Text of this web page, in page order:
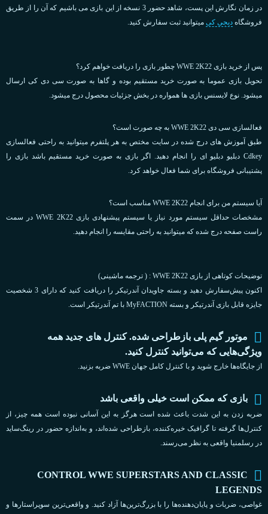
در زمان نگارش این پست، شاهد حضور 3 نسخه از این بازی می باشیم که آن را از طریق
فروشگاه دیجی کی میتوانید ثبت سفارش کنید.
پس از خرید بازی WWE 2K22 چطور بازی را دریافت خواهم کرد؟
تحویل بازی عموما به صورت خرید مستقیم بوده و گاها به صورت سی دی کی ارسال
میشود. نوع لایسنس بازی ها همواره در بخش جزئیات محصول درج میشود.
فعالسازی سی دی WWE 2K22 به چه صورت است؟
طبق آموزش های درج شده در سایت مختص به هر پلتفرم میتوانید به راحتی فعالسازی
Cdkey دبلیو دبلیو ای را انجام دهید. اگر بازی به صورت خرید مستقیم باشد بازی را
پشتیبانی فروشگاه برای شما فعال خواهد کرد.
آیا سیستم من برای انجام WWE 2K22 مناسب است؟
مشخصات حداقل سیستم مورد نیاز یا سیستم پیشنهادی بازی WWE 2K22 در سمت
راست صفحه درج شده که میتوانید به راحتی مقایسه را انجام دهید.
توضیحات کوتاهی از بازی WWE 2K22 : ( ترجمه ماشینی)
اکنون پیش‌سفارش دهید و بسته جاویدان آندرتیکر را دریافت کنید که دارای 3 شخصیت
جایزه قابل بازی آندرتیکر و بسته MyFACTION با تم آندرتیکر است.
موتور گیم پلی بازطراحی شده. کنترل های جدید همه
ویژگی‌هایی که می‌توانید کنترل کنید.
از جایگاه‌ها خارج شوید و با کنترل کامل جهان WWE ضربه بزنید.
بازی که ممکن است خیلی واقعی باشد
ضربه زدن به این شدت باعث شده است هرگز به این آسانی نبوده است همه چیز، از
کنترل‌ها گرفته تا گرافیک خیره‌کننده، بازطراحی شده‌اند، و به‌اندازه حضور در رینگ‌ساید
در رسلمنیا واقعی به نظر می‌رسند.
CONTROL WWE SUPERSTARS AND CLASSIC
LEGENDS
غواصی، ضربات و پایان‌دهنده‌ها را با بزرگ‌ترین‌ها آزاد کنید. و واقعی‌ترین سوپراستارها و